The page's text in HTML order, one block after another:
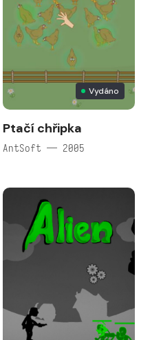
Vydáno
Ptačí chřipka
AntSoft — 2005